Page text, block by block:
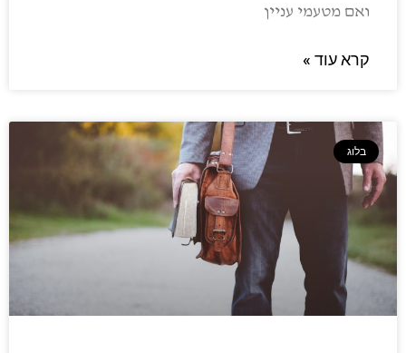
ואם מטעמי עניין
קרא עוד »
בלוג